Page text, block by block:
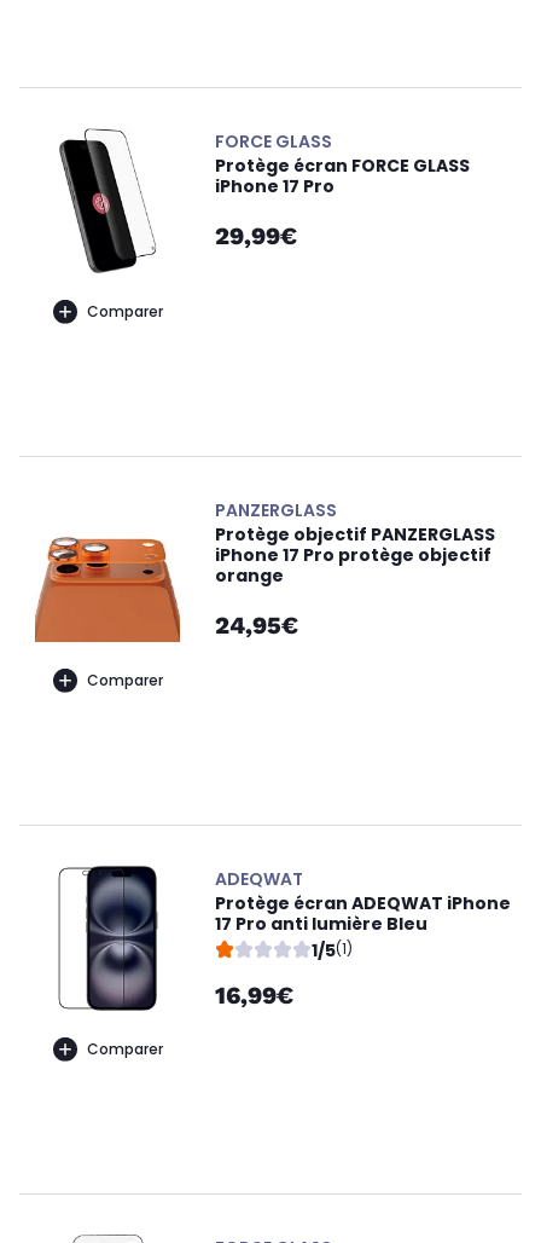
Comparer
FORCE GLASS
Protège écran FORCE GLASS
iPhone 17 Pro
29,99€
Comparer
PANZERGLASS
Protège objectif PANZERGLASS
iPhone 17 Pro protège objectif
orange
24,95€
Comparer
ADEQWAT
Protège écran ADEQWAT iPhone
17 Pro anti lumière Bleu
1/5(1)
16,99€